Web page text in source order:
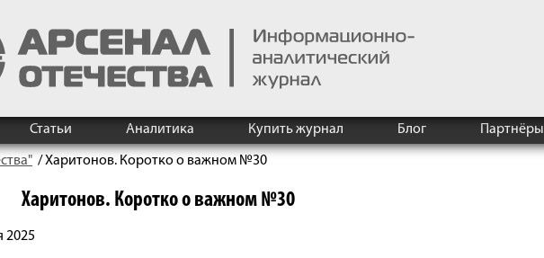
Статьи Аналитика Купить журнал Блог Партнёры
/Харитонов. Коротко о важном №30
Харитонов. Коротко о важном №30
2025